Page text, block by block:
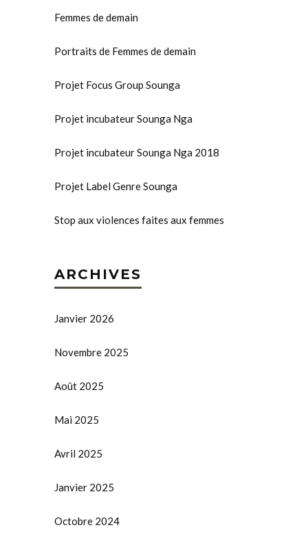
Femmes de demain
Portraits de Femmes de demain
Projet Focus Group Sounga
Projet incubateur Sounga Nga
Projet incubateur Sounga Nga 2018
Projet Label Genre Sounga
Stop aux violences faites aux femmes
ARCHIVES
Janvier 2026
Novembre 2025
Août 2025
Mai 2025
Avril 2025
Janvier 2025
Octobre 2024